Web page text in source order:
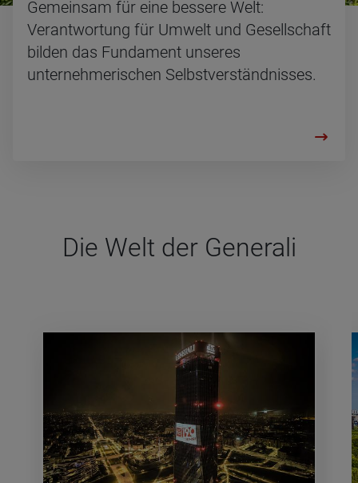
Gemeinsam für eine bessere Welt:
Verantwortung für Umwelt und Gesellschaft
bilden das Fundament unseres
unternehmerischen Selbstverständnisses.
Die Welt der Gene­rali